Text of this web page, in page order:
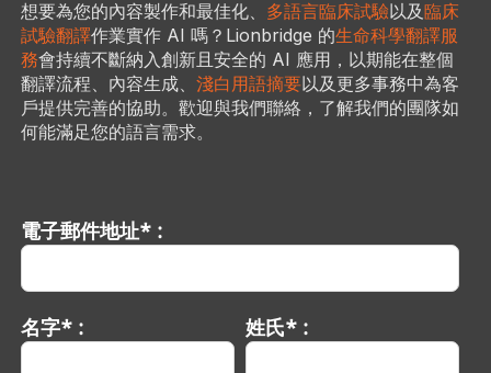
想要為您的內容製作和最佳化、 多語言臨床試驗以及臨床
試驗翻譯作業實作 AI 嗎？Lionbridge 的生命科學翻譯服
務會持續不斷納入創新且安全的 AI 應用，以期能在整個
翻譯流程、內容生成、 淺白用語摘要以及更多事務中為客
戶提供完善的協助。歡迎與我們聯絡，了解我們的團隊如
何能滿足您的語言需求。
電子郵件地址* :
名字* : 姓氏* :